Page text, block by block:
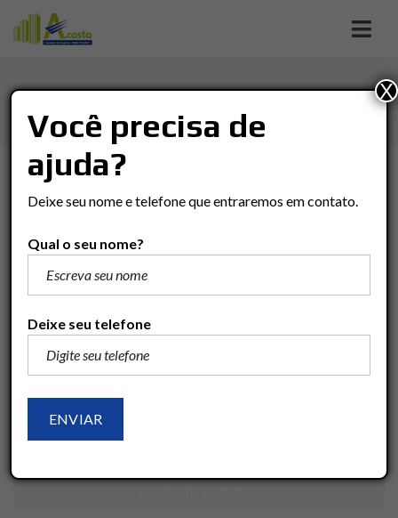
TIPO DE NEGÓCIO
TIPO DO IMÓVEL
VALOR(R$)
Você precisa de
ajuda?
Deixe seu nome e telefone que entraremos em contato.
Qual o seu nome?
Deixe seu telefone
X